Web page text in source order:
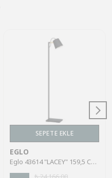
SEPETE EKLE
EGLO
Eglo 43614 "LACEY" 159,5 Cm Yüksekliğinde Çelik, Ahşap Köşe Lambası Lambader